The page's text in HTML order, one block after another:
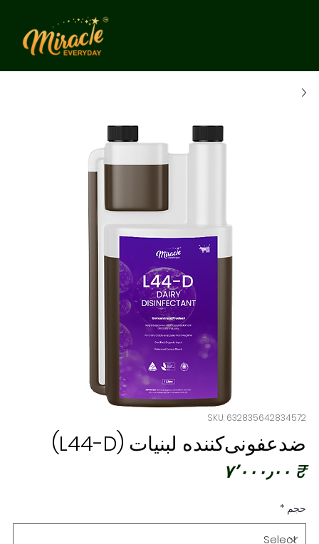
SKU: 632835642834572
ضدعفونی‌کننده لبنیات (L44-D)
₹ ۷٬۰۰۰٫۰۰
حجم *